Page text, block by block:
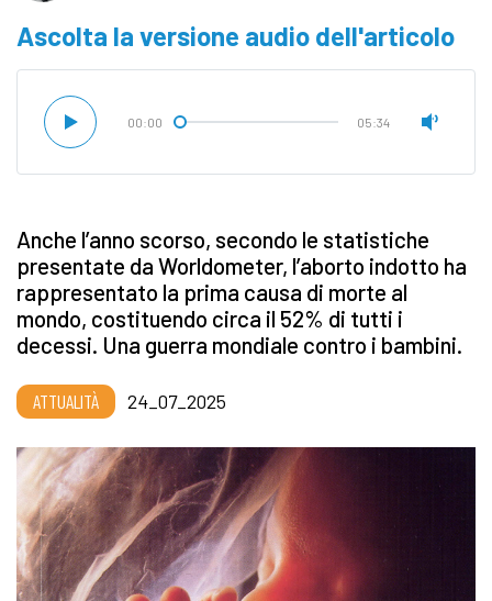
Ascolta la versione audio dell'articolo
00:00 05:34
Anche l’anno scorso, secondo le statistiche
presentate da Worldometer, l’aborto indotto ha
rappresentato la prima causa di morte al
mondo, costituendo circa il 52% di tutti i
decessi. Una guerra mondiale contro i bambini.
ATTUALITÀ 24_07_2025